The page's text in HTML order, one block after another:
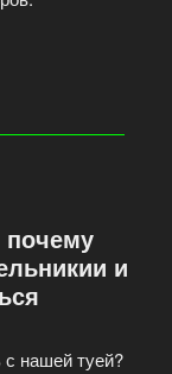
почему
и
нашей туей?